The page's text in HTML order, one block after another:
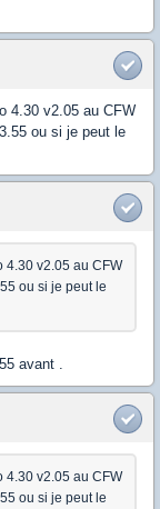
4.30 v2.05 au CFW
ou si je peut le
4.30 v2.05 au CFW
ou si je peut le
avant .
4.30 v2.05 au CFW
ou si je peut le